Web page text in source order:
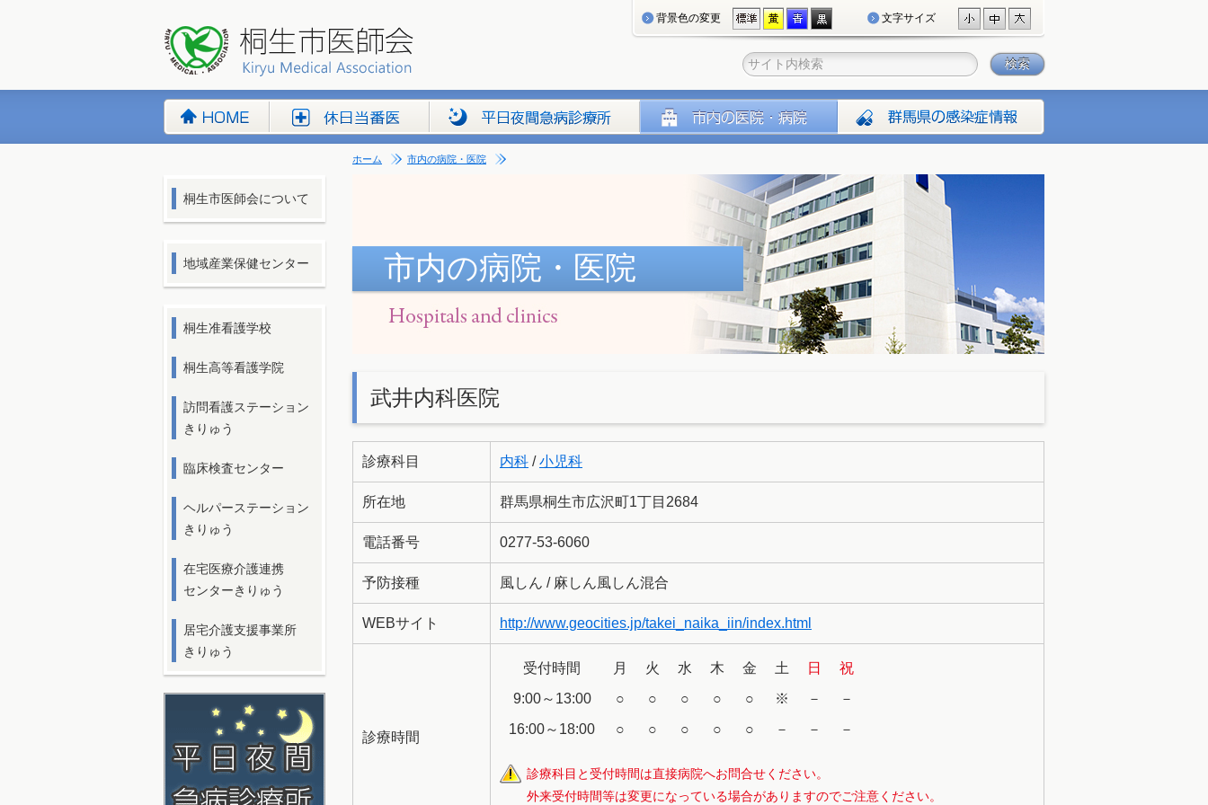
背景色の変更 文字サイズ
ホーム 市内の病院・医院
市内の病院・医院
武井内科医院
診療科目 内科 /小児科
所在地 群馬県桐生市広沢町1丁目2684
電話番号 0277-53-6060
予防接種 風しん / 麻しん風しん混合
WEBサイト http://www.geocities.jp/takei_naika_iin/index.html
診療時間
受付時間 月 火 水 木 金 土 日
祝
9:00～13:00
○ ○ ○ ○ ○ ※ －
－
16:00～18:00
○ ○ ○ ○ ○ － － －
診療科目と受付時間は直接病院へお問合せください。
外来受付時間等は変更になっている場合がありますのでご注意ください。
桐生市医師会について
地域産業保健センター
桐生准看護学校
桐生高等看護学院
訪問看護ステーション
きりゅう
臨床検査センター
ヘルパーステーション
きりゅう
在宅医療介護連携
センターきりゅう
居宅介護支援事業所
きりゅう